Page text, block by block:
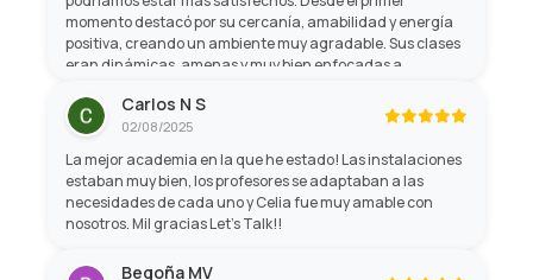
momento destacó por su cercanía, amabilidad y energía
positiva, creando un ambiente muy agradable. Sus clases
eran dinámicas, amenas y muy bien enfocadas a
pasara volando mientras mejorábamos nuestro inglés. Sin
duda, una formación muy recomendable.
Carlos N S
02/08/2025
La mejor academia en la que he estado! Las instalaciones
estaban muy bien, los profesores se adaptaban a las
necesidades de cada uno y Celia fue muy amable con
nosotros. Mil gracias Let's Talk!!
Begoña MV